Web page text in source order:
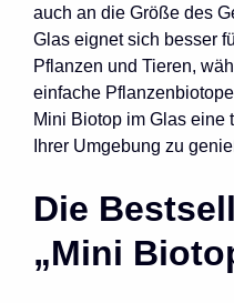
auch an die Größe des
Glas eignet sich besser
Pflanzen und Tieren,
einfache
Mini Biotop im Glas eine
Ihrer Umgebung zu
Die
„Mini